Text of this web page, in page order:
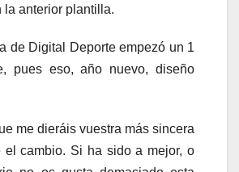
la anterior plantilla.
de Digital Deporte empezó un 1
pues eso, año nuevo, diseño
me dieráis vuestra más sincera
el cambio. Si ha sido a mejor, o